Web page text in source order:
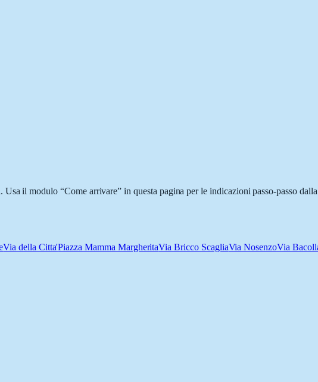
il modulo “Come arrivare” in questa pagina per le indicazioni passo-passo
Via della Citta'Piazza Mamma MargheritaVia Bricco ScagliaVia NosenzoVia